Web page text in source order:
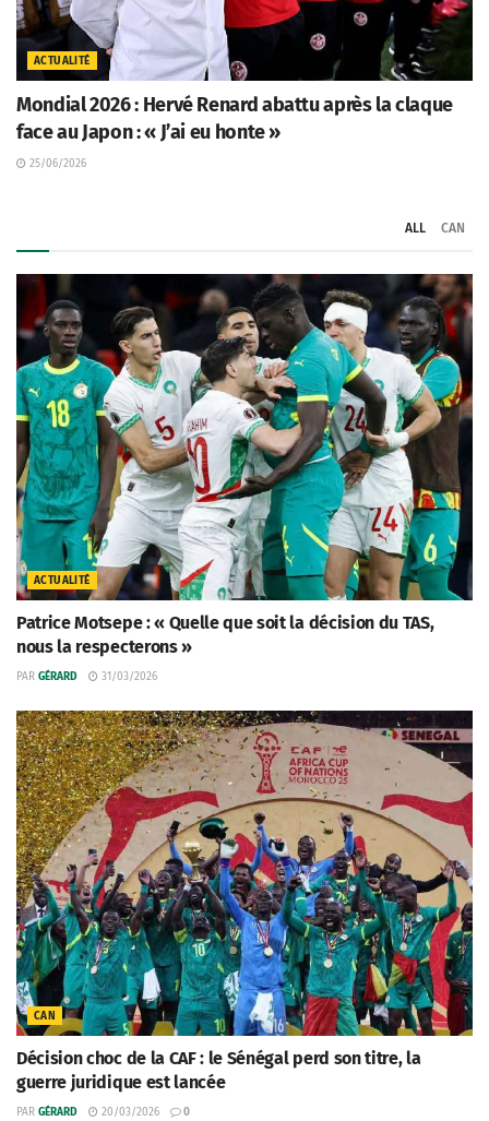
ACTUALITÉ
Mondial 2026 : Hervé Renard abattu après la claque
face au Japon : « J’ai eu honte »
25/06/2026
ALL CAN
ACTUALITÉ
Patrice Motsepe : « Quelle que soit la décision du TAS,
nous la respecterons »
PAR GÉRARD 31/03/2026
CAN
Décision choc de la CAF : le Sénégal perd son titre, la
guerre juridique est lancée
PAR GÉRARD 20/03/2026 0